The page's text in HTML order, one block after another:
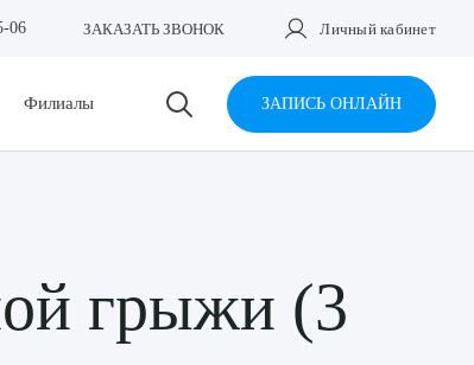
06 ЗАКАЗАТЬ ЗВОНОК Личный кабинет
Филиалы ЗАПИСЬ ОНЛАЙН
грыжи (3